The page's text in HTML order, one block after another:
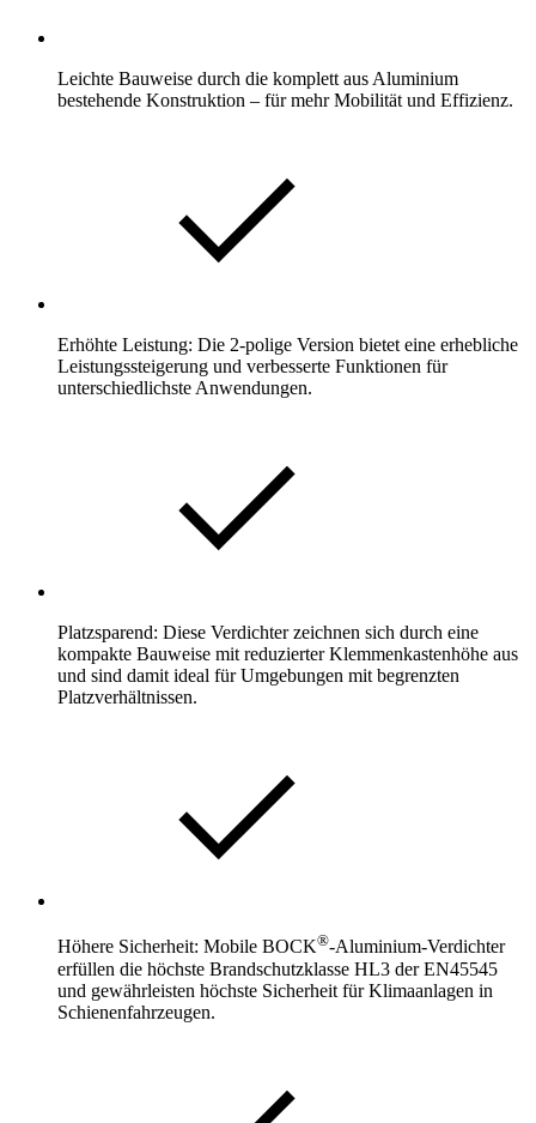
Leichte Bauweise durch die komplett aus Aluminium
bestehende Konstruktion – für mehr Mobilität und Effizienz.
Erhöhte Leistung: Die 2-polige Version bietet eine erhebliche
Leistungssteigerung und verbesserte Funktionen für
unterschiedlichste Anwendungen.
Platzsparend: Diese Verdichter zeichnen sich durch eine
kompakte Bauweise mit reduzierter Klemmenkastenhöhe aus
und sind damit ideal für Umgebungen mit begrenzten
Platzverhältnissen.
Höhere Sicherheit: Mobile BOCK®-Aluminium-Verdichter
erfüllen die höchste Brandschutzklasse HL3 der EN45545
und gewährleisten höchste Sicherheit für Klimaanlagen in
Schienenfahrzeugen.